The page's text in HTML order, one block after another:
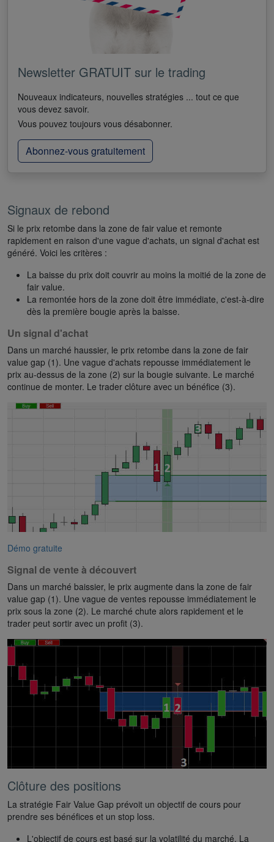
Newsletter GRATUIT sur le trading
Nouveaux indicateurs, nouvelles stratégies ... tout ce que
vous devez savoir.
Vous pouvez toujours vous désabonner.
Abonnez-vous gratuitement
Signaux de rebond
Si le prix retombe dans la zone de fair value et remonte
rapidement en raison d'une vague d'achats, un signal d'achat est
généré. Voici les critères :
La baisse du prix doit couvrir au moins la moitié de la zone de
fair value.
La remontée hors de la zone doit être immédiate, c'est-à-dire
dès la première bougie après la baisse.
Un signal d'achat
Dans un marché haussier, le prix retombe dans la zone de fair
value gap (1). Une vague d'achats repousse immédiatement le
prix au-dessus de la zone (2) sur la bougie suivante. Le marché
continue de monter. Le trader clôture avec un bénéfice (3).
Démo gratuite
Signal de vente à découvert
Dans un marché baissier, le prix augmente dans la zone de fair
value gap (1). Une vague de ventes repousse immédiatement le
prix sous la zone (2). Le marché chute alors rapidement et le
trader peut sortir avec un profit (3).
Clôture des positions
La stratégie Fair Value Gap prévoit un objectif de cours pour
prendre ses bénéfices et un stop loss.
L'objectif de cours est basé sur la volatilité du marché. La